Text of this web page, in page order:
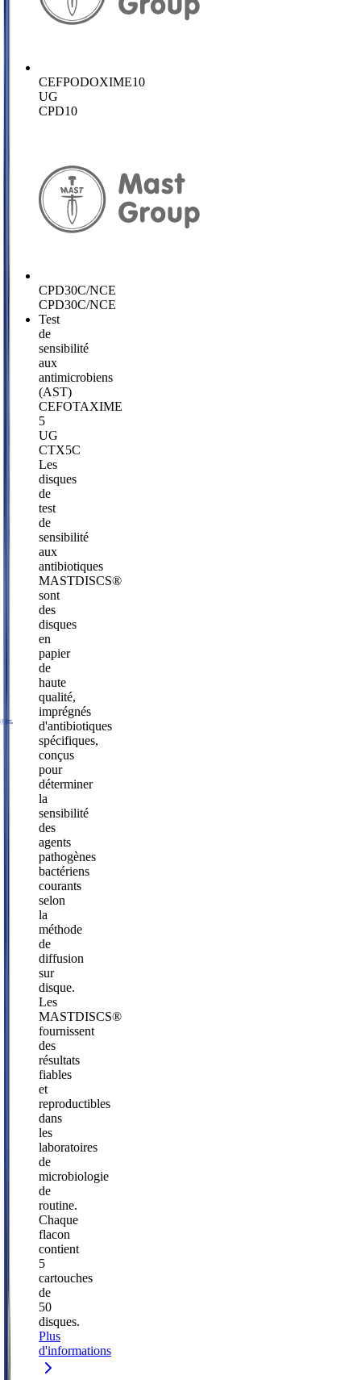
CEFPODOXIME10
UG
CPD10
CPD30C/NCE
CPD30C/NCE
Test
de
sensibilité
aux
antimicrobiens
(AST)
CEFOTAXIME
5
UG
CTX5C
Les
disques
de
test
de
sensibilité
aux
antibiotiques
MASTDISCS®
sont
des
disques
en
papier
de
haute
qualité,
imprégnés
d'antibiotiques
spécifiques,
conçus
pour
déterminer
la
sensibilité
des
agents
pathogènes
bactériens
courants
selon
la
méthode
de
diffusion
sur
disque.
Les
MASTDISCS®
fournissent
des
résultats
fiables
et
reproductibles
dans
les
laboratoires
de
microbiologie
de
routine.
Chaque
flacon
contient
5
cartouches
de
50
disques.
Plus
d'informations